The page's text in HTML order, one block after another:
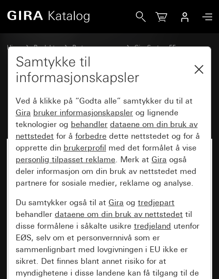
Hjem Produkter Bryterprogrammer
Gira System 55
Kommunikasjonsteknikk tilbehør
Monteringsramme med
klapplokk System 55
Samtykke til
informasjonskapsler
Ved å klikke på “Godta alle” samtykker du til at
Gira bruker informasjonskapsler og lignende
teknologier og behandler dataene om din bruk av
nettstedet for å forbedre dette nettstedet og for å
opprette din brukerprofil med det formålet å vise
personlig tilpasset reklame. Merk at Gira også
deler informasjon om din bruk av nettstedet med
partnere for sosiale medier, reklame og analyse.
Du samtykker også til at Gira og tredjepart
behandler dataene om din bruk av nettstedet til
disse formålene i såkalte usikre tredjeland utenfor
EØS, selv om et personvernnivå som er
sammenlignbart med lovgivningen i EU ikke er
sikret. Det finnes blant annet risiko for at
myndighetene i disse landene kan få tilgang til de